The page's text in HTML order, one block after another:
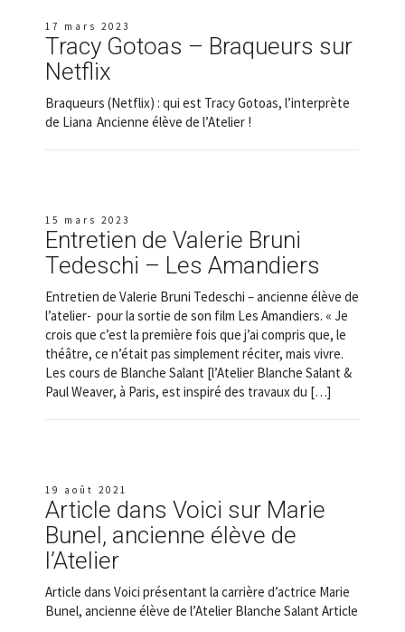
17 mars 2023
Tracy Gotoas – Braqueurs sur
Netflix
Braqueurs (Netflix) : qui est Tracy Gotoas, l’interprète
de Liana Ancienne élève de l’Atelier !
15 mars 2023
Entretien de Valerie Bruni
Tedeschi – Les Amandiers
Entretien de Valerie Bruni Tedeschi – ancienne élève de
l’atelier- pour la sortie de son film Les Amandiers. « Je
crois que c’est la première fois que j’ai compris que, le
théâtre, ce n’était pas simplement réciter, mais vivre.
Les cours de Blanche Salant [l’Atelier Blanche Salant &
Paul Weaver, à Paris, est inspiré des travaux du […]
19 août 2021
Article dans Voici sur Marie
Bunel, ancienne élève de
l’Atelier
Article dans Voici présentant la carrière d’actrice Marie
Bunel, ancienne élève de l’Atelier Blanche Salant Article